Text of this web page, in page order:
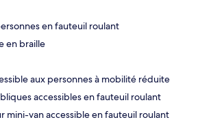
en fauteuil roulant
en braille
aux personnes à mobilité réduite
accessibles en fauteuil roulant
mini-van accessible en fauteuil roulant